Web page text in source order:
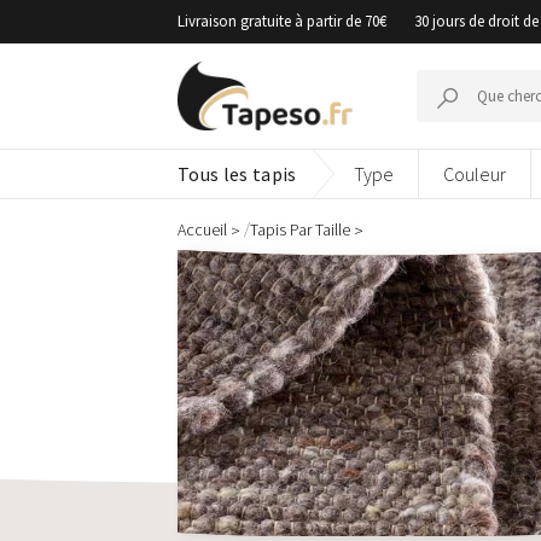
au
Livraison gratuite à partir de 70€ 30 jours de droit
pour :
Tous les tapis Type Couleur
Accueil /Tapis Par Taille